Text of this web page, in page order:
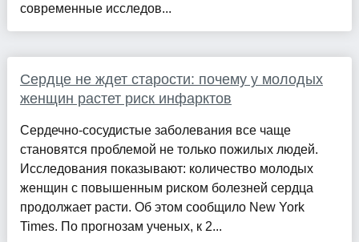
современные исследов...
Сердце не ждет старости: почему у молодых
женщин растет риск инфарктов
Сердечно-сосудистые заболевания все чаще
становятся проблемой не только пожилых людей.
Исследования показывают: количество молодых
женщин с повышенным риском болезней сердца
продолжает расти. Об этом сообщило New York
Times. По прогнозам ученых, к 2...